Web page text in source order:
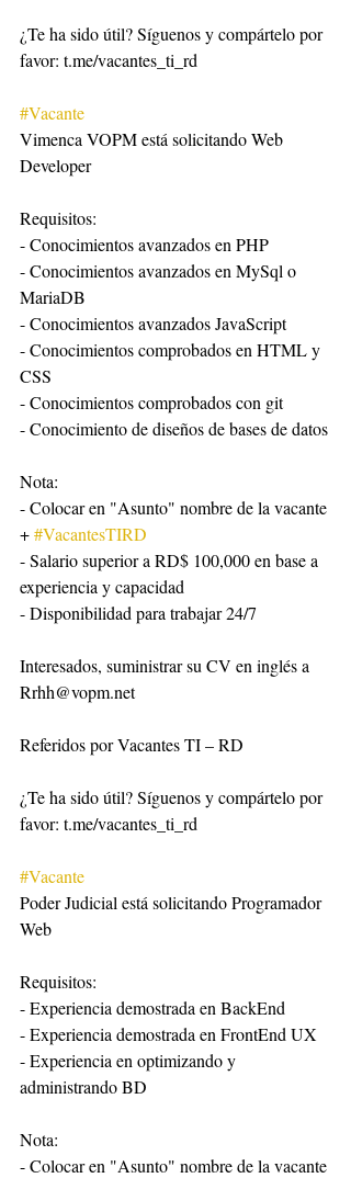
¿Te ha sido útil? Síguenos y compártelo por
favor: t.me/vacantes_ti_rd
#Vacante
Vimenca VOPM está solicitando Web
Developer
Requisitos:
- Conocimientos avanzados en PHP
- Conocimientos avanzados en MySql o
MariaDB
- Conocimientos avanzados JavaScript
- Conocimientos comprobados en HTML y
CSS
- Conocimientos comprobados con git
- Conocimiento de diseños de bases de datos
Nota:
- Colocar en "Asunto" nombre de la vacante
+ #VacantesTIRD
- Salario superior a RD$ 100,000 en base a
experiencia y capacidad
- Disponibilidad para trabajar 24/7
Interesados, suministrar su CV en inglés a
Rrhh@vopm.net
Referidos por Vacantes TI – RD
¿Te ha sido útil? Síguenos y compártelo por
favor: t.me/vacantes_ti_rd
#Vacante
Poder Judicial está solicitando Programador
Web
Requisitos:
- Experiencia demostrada en BackEnd
- Experiencia demostrada en FrontEnd UX
- Experiencia en optimizando y
administrando BD
Nota:
- Colocar en "Asunto" nombre de la vacante